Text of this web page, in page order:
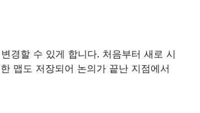
경할 수 있게 합니다. 처음부터 새로 시
맵도 저장되어 논의가 끝난 지점에서